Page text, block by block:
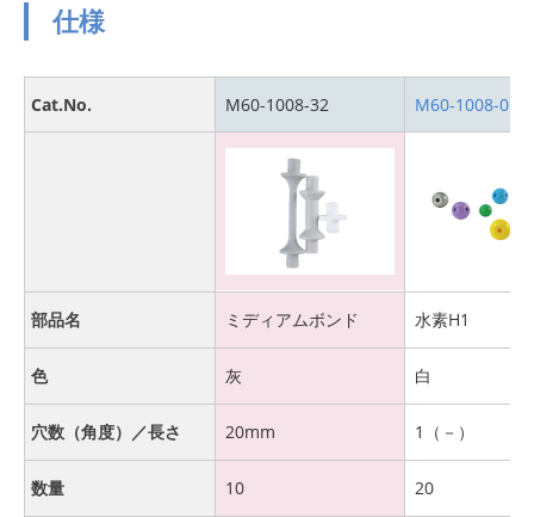
仕様
Cat.No. M60-1008-32 M60-1008-01
部品名 ミディアムボンド 水素H1
色 灰 白
穴数（角度）／長さ 20mm 1（－）
数量 10 20